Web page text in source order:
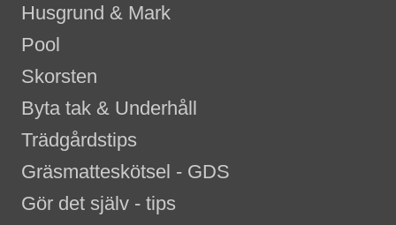
Husgrund & Mark
Pool
Skorsten
Byta tak & Underhåll
Trädgårdstips
Gräsmatteskötsel - GDS
Gör det själv - tips